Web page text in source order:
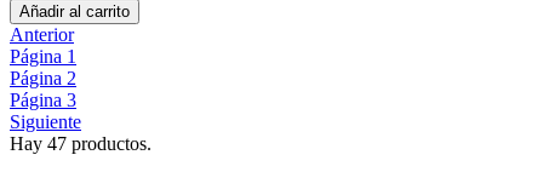
Añadir al carrito
Anterior
Página 1
Página 2
Página 3
Siguiente
Hay 47 productos.